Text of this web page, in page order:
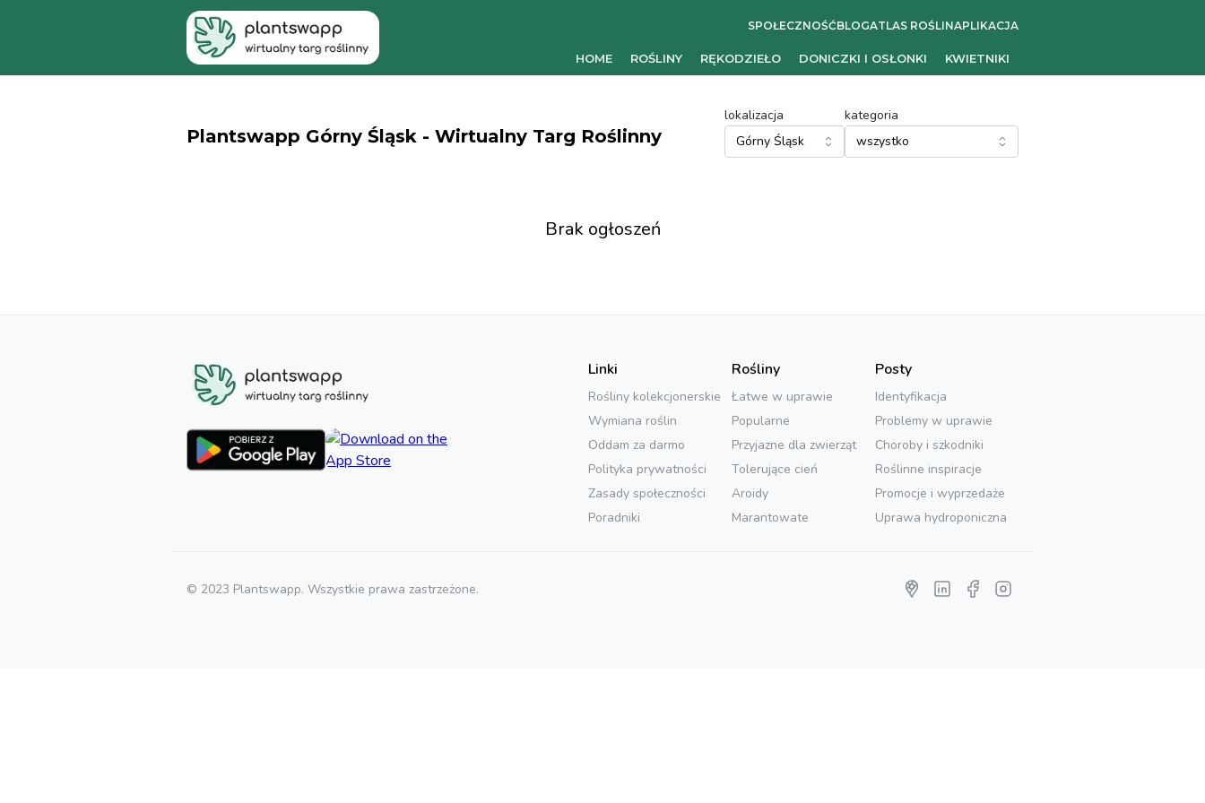
SPOŁECZNOŚĆBLOGATLAS ROŚLINAPLIKACJA
HOME ROŚLINY RĘKODZIEŁO DONICZKI I OSŁONKI KWIETNIKI
Plantswapp Górny Śląsk - Wirtualny Targ Roślinny
lokalizacja kategoria
Brak ogłoszeń
Linki
Rośliny kolekcjonerskie
Wymiana roślin
Oddam za darmo
Polityka prywatności
Zasady społeczności
Poradniki
Rośliny
Łatwe w uprawie
Popularne
Przyjazne dla zwierząt
Tolerujące cień
Aroidy
Marantowate
Posty
Identyfikacja
Problemy w uprawie
Choroby i szkodniki
Roślinne inspiracje
Promocje i wyprzedaże
Uprawa hydroponiczna
© 2023 Plantswapp. Wszystkie prawa zastrzeżone.